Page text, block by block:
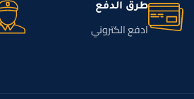
طرق الدفع
ادفع الكتروني